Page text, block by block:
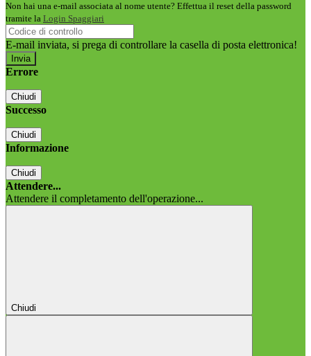
Non hai una e-mail associata al nome utente? Effettua il reset della password
tramite la Login Spaggiari
E-mail inviata, si prega di controllare la casella di posta elettronica!
Errore
Chiudi
Successo
Chiudi
Informazione
Chiudi
Attendere...
Attendere il completamento dell'operazione...
Chiudi